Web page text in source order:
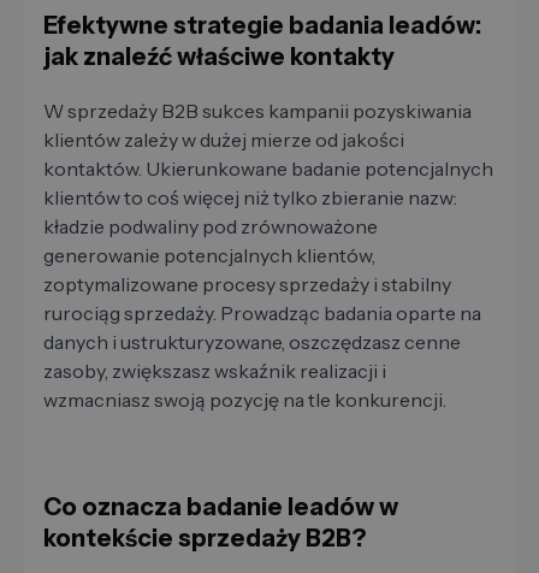
Efektywne strategie badania leadów:
jak znaleźć właściwe kontakty
W sprzedaży B2B sukces kampanii pozyskiwania
klientów zależy w dużej mierze od jakości
kontaktów. Ukierunkowane badanie potencjalnych
klientów to coś więcej niż tylko zbieranie nazw:
kładzie podwaliny pod zrównoważone
generowanie potencjalnych klientów,
zoptymalizowane procesy sprzedaży i stabilny
rurociąg sprzedaży. Prowadząc badania oparte na
danych i ustrukturyzowane, oszczędzasz cenne
zasoby, zwiększasz wskaźnik realizacji i
wzmacniasz swoją pozycję na tle konkurencji.
Co oznacza badanie leadów w
kontekście sprzedaży B2B?